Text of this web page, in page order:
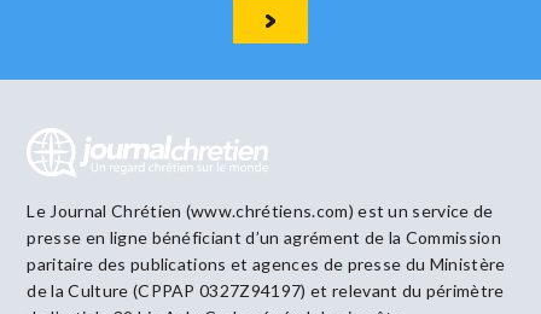
Le Journal Chrétien (www.chrétiens.com) est un service de
presse en ligne bénéficiant d’un agrément de la Commission
paritaire des publications et agences de presse du Ministère
de la Culture (CPPAP 0327Z94197) et relevant du périmètre